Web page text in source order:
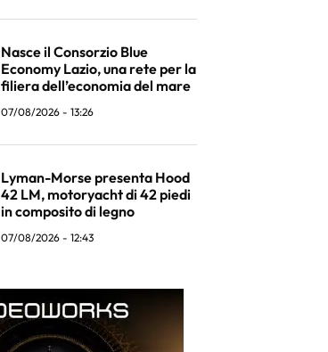
Nasce il Consorzio Blue
Economy Lazio, una rete per la
filiera dell’economia del mare
07/08/2026 - 13:26
Lyman-Morse presenta Hood
42 LM, motoryacht di 42 piedi
in composito di legno
07/08/2026 - 12:43